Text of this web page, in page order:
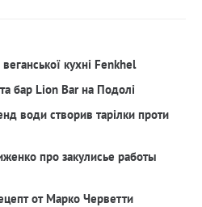
кухні Fenkhel
бар Lion Bar на Подолі
води створив тарілки проти
про закулисье работы
от Марко Черветти